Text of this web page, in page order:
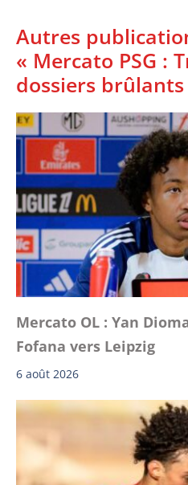
Autres
« Mercato PSG :
dossiers brûlants
Mercato OL : Yan
Fofana vers Leipzig
6 août 2026